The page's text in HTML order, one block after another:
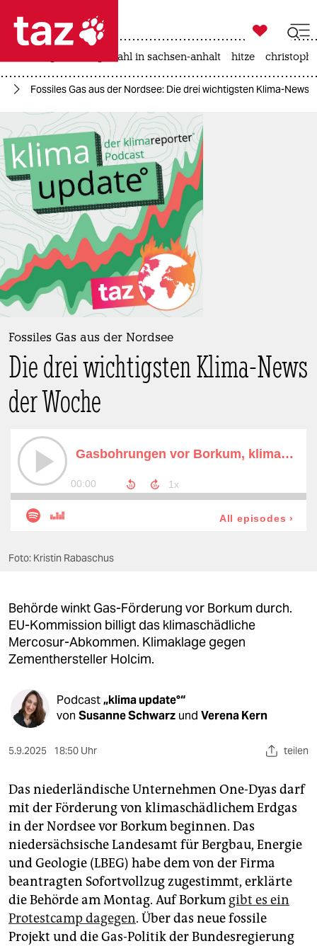
 taz zahl ich
taz zahl ich
themen
politik
öko
gesellschaft
kultur
sport
berlin
wahrheit
verlag
verlag
veranstaltungen
shop
fragen & hilfe
unterstützen
genossenschaft
epaper login

taz zahl ich
landtagswahl in sachsen-anhalt hitze
Fossiles Gas aus der Nordsee: Die drei wichtigsten Klima-News
Fossiles Gas aus der Nordsee
Die drei wichtigsten Klima-News
der Woche
Foto: Kristin Rabaschus
Behörde winkt Gas-Förderung vor Borkum durch.
EU-Kommission billigt das klimaschädliche
Mercosur-Abkommen. Klimaklage gegen
Zementhersteller Holcim.
Podcast„klima update°“
von Susanne Schwarz und Verena Kern
5.9.2025 18:50 Uhr teilen
Das niederländische Unternehmen One-Dyas darf
mit der Förderung von klimaschädlichem Erdgas
in der Nordsee vor Borkum beginnen. Das
niedersächsische Landesamt für Bergbau, Energie
und Geologie (LBEG) habe dem von der Firma
beantragten Sofortvollzug zugestimmt, erklärte
die Behörde am Montag. Auf Borkum gibt es ein
Protestcamp dagegen. Über das neue fossile
Projekt und die Gas-Politik der Bundesregierung